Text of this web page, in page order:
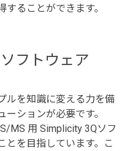
ることができます。
フトウェア
ルを知識に変える力を備
ションが必要です。
MS 用 Simplicity 3Qソフ
とを目指しています。こ